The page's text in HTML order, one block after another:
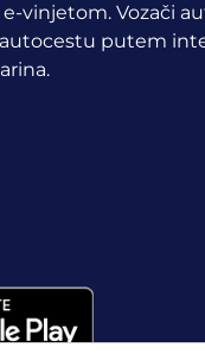
e-vinjetom. Vozači
putem